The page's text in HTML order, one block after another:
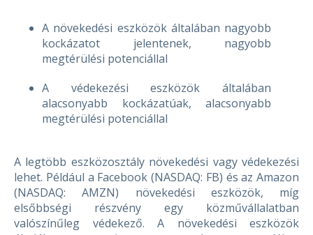
A növekedési eszközök általában nagyobb
kockázatot jelentenek, nagyobb
megtérülési potenciállal
A védekezési eszközök általában
alacsonyabb kockázatúak, alacsonyabb
megtérülési potenciállal
A legtöbb eszközosztály növekedési vagy védekezési
lehet. Például a Facebook (NASDAQ: FB) és az Amazon
(NASDAQ: AMZN) növekedési eszközök, míg
elsőbbségi részvény egy közművállalatban
valószínűleg védekező. A növekedési eszközök